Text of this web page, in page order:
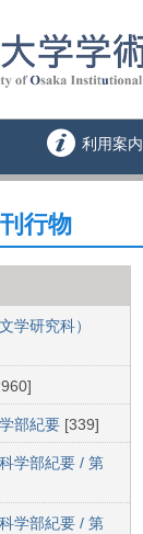
利用案内
行物
学研究科）
部紀要 [339]
学部紀要 / 第
学部紀要 / 第